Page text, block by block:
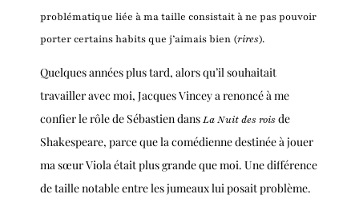
problématique liée à ma taille consistait à ne pas pouvoir
porter certains habits que j’aimais bien (rires).
Quelques années plus tard, alors qu’il souhaitait
travailler avec moi, Jacques Vincey a renoncé à me
confier le rôle de Sébastien dansLa Nuit des roisde
Shakespeare, parce que la comédienne destinée à jouer
ma sœur Viola était plus grande que moi. Une différence
de taille notable entre les jumeaux lui posait problème.